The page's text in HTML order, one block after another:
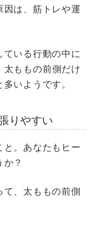
因は、筋トレや運
いる行動の中に
太ももの前側だけ
いようです。
りやすい
。あなたもヒー
？
て、太ももの前側